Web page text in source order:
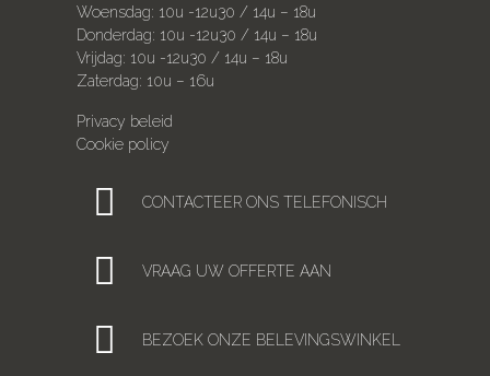
Woensdag: 10u -12u30 / 14u – 18u
Donderdag: 10u -12u30 / 14u – 18u
Vrijdag: 10u -12u30 / 14u – 18u
Zaterdag: 10u – 16u
Privacy beleid
Cookie policy
CONTACTEER ONS TELEFONISCH
VRAAG UW OFFERTE AAN
BEZOEK ONZE BELEVINGSWINKEL